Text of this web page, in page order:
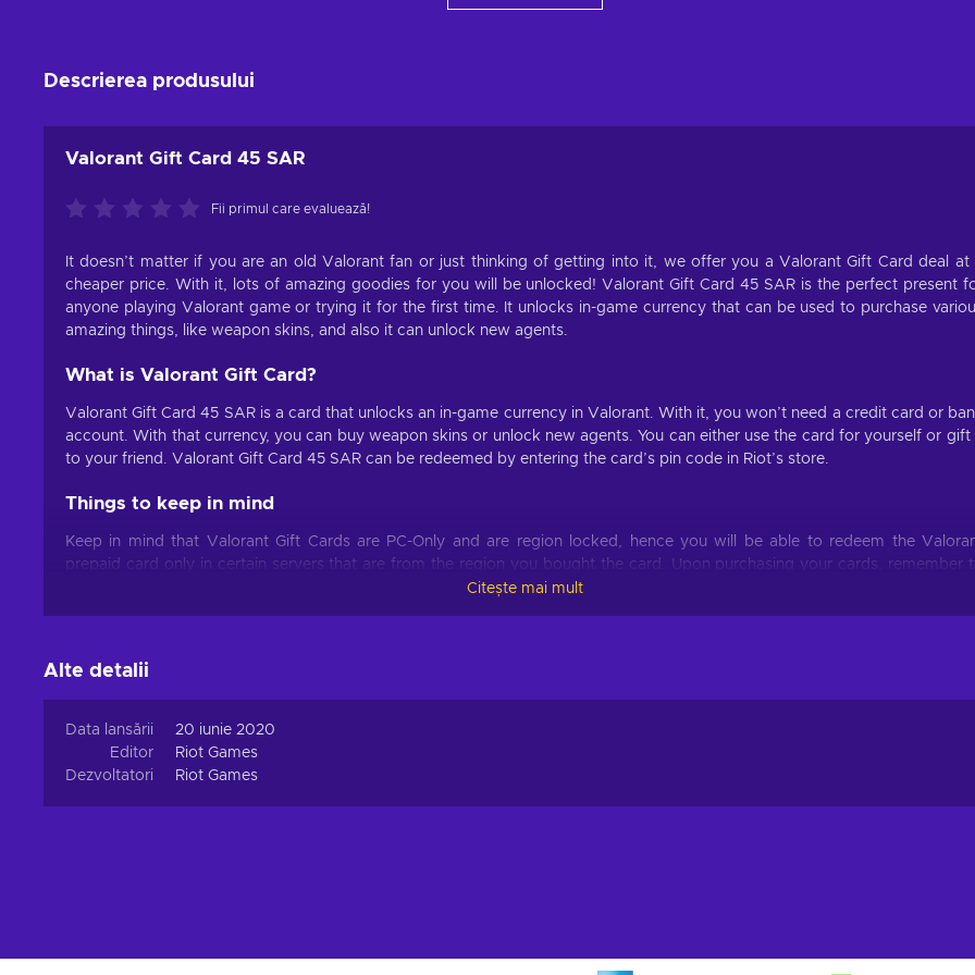
Descrierea produsului
Valorant Gift Card 45 SAR
Fii primul care evaluează!
It doesn’t matter if you are an old Valorant fan or just thinking of getting into it, we offer you a Valorant Gift Card deal at
cheaper price. With it, lots of amazing goodies for you will be unlocked! Valorant Gift Card 45 SAR is the perfect present
anyone playing Valorant game or trying it for the first time. It unlocks in-game currency that can be used to purchase
amazing things, like weapon skins, and also it can unlock new agents.
What is Valorant Gift Card?
Valorant Gift Card 45 SAR is a card that unlocks an in-game currency in Valorant. With it, you won’t need a credit card or
account. With that currency, you can buy weapon skins or unlock new agents. You can either use the card for yourself or gift
to your friend. Valorant Gift Card 45 SAR can be redeemed by entering the card’s pin code in Riot’s store.
Things to keep in mind
Keep in mind that Valorant Gift Cards are PC-Only and are region locked, hence you will be able to redeem the
prepaid card only in certain servers that are from the region you bought the card. Upon purchasing your cards, remember
keep the card and the store receipt until you are able to verify that you have successfully redeemed the card. If any error
Log into the Valorant game client;
Click on the Valorant icon located to the right of the Store tab;
Citește mai mult
Alte detalii
Data lansării
20 iunie 2020
Editor
Riot Games
Dezvoltatori
Riot Games